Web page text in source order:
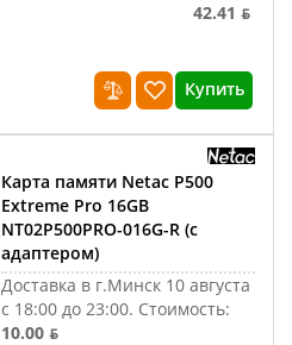
42.41 ƃ
Купить
Карта памяти Netac P500
Extreme Pro 16GB
NT02P500PRO-016G-R (с
адаптером)
Доставка в г.Минск 10 августа
с 18:00 до 23:00. Стоимость:
10.00 ƃ